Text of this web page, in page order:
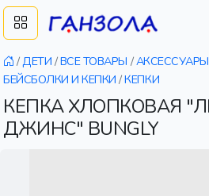
/ДЕТИ /ВСЕ ТОВАРЫ /АКСЕССУАРЫ
БЕЙСБОЛКИ И КЕПКИ /КЕПКИ
КЕПКА ХЛОПКОВАЯ
ДЖИНС" BUNGLY